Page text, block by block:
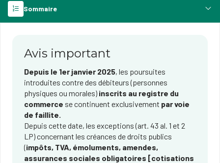
Sommaire
Avis important
Depuis le 1er janvier 2025, les poursuites
introduites contre des débiteurs (personnes
physiques ou morales) inscrits au registre du
commerce se continuent exclusivement par voie
de faillite.
Depuis cette date, les exceptions (art. 43 al. 1 et 2
LP) concernant les créances de droits publics
(impôts, TVA, émoluments, amendes,
assurances sociales obligatoires [cotisations